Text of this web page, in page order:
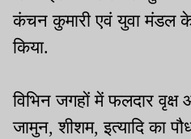
कंचन कुमारी एवं युवा मंडल
किया.
विभिन जगहों में फलदार
जामुन, शीशम, इत्यादि का